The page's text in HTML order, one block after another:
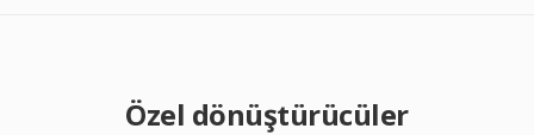
Özel dönüştürücüler